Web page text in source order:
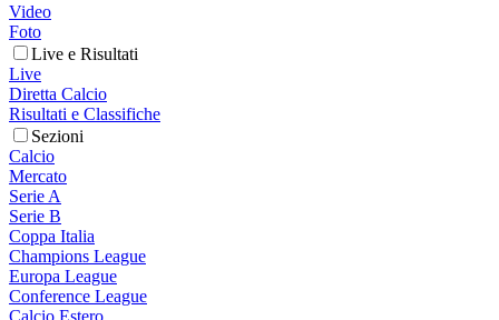
Video
Foto
Live e Risultati
Live
Diretta Calcio
Risultati e Classifiche
Sezioni
Calcio
Mercato
Serie A
Serie B
Coppa Italia
Champions League
Europa League
Conference League